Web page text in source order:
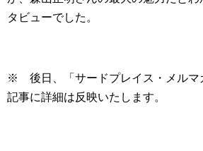
タビューでした。
※ 後日、「サードプレイス・メルマ
記事に詳細は反映いたします。